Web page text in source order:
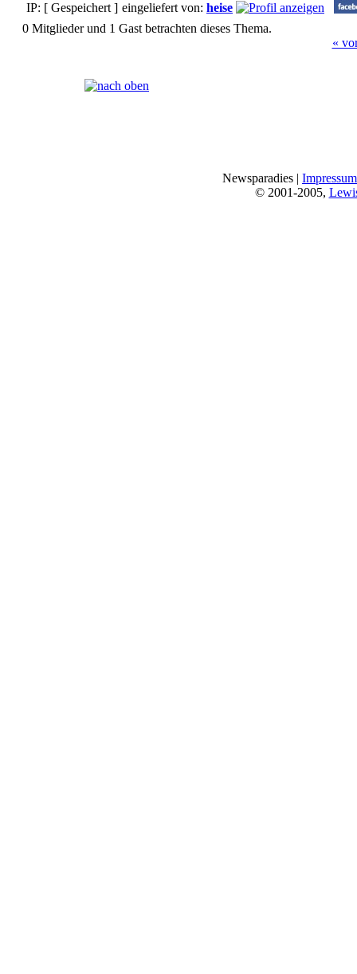
IP: [ Gespeichert ] eingeliefert von: heise
0 Mitglieder und 1 Gast betrachten dieses Thema.
«
Newsparadies | Impressum
© 2001-2005,